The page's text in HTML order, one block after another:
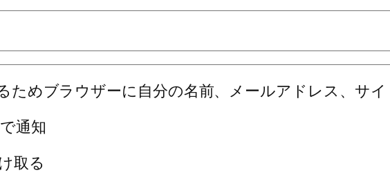
ためブラウザーに自分の名前、メールアドレス、サイ
通知
取る